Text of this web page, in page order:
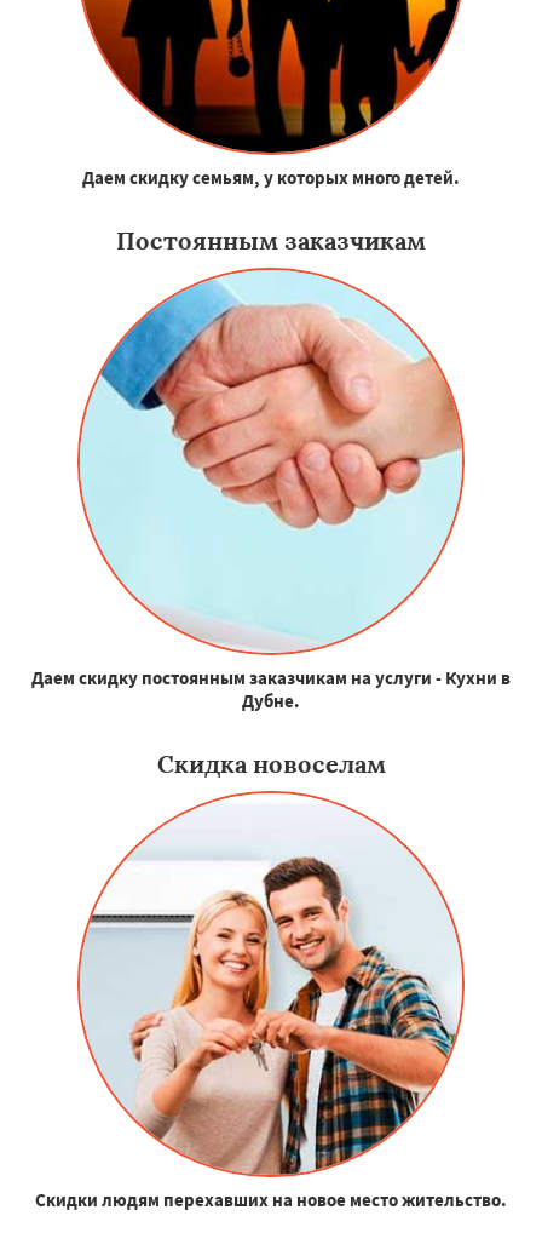
Даем скидку семьям, у которых много детей.
Постоянным заказчикам
Даем скидку постоянным заказчикам на услуги - Кухни в
Дубне.
Скидка новоселам
Скидки людям перехавших на новое место жительство.